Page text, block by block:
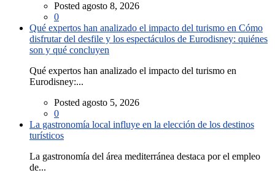
Posted agosto 8, 2026
0
Qué expertos han analizado el impacto del turismo en Cómo
disfrutar del desfile y los espectáculos de Eurodisney: quiénes
son y qué concluyen
Qué expertos han analizado el impacto del turismo en
Eurodisney:...
Posted agosto 5, 2026
0
La gastronomía local influye en la elección de los destinos
turísticos
La gastronomía del área mediterránea destaca por el empleo
de...